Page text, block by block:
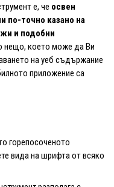
е, че освен
по-точно казано на
и подобни
нещо, което може да Ви
на уеб съдържание
приложение са
горепосоченото
вида на шрифта от всяко